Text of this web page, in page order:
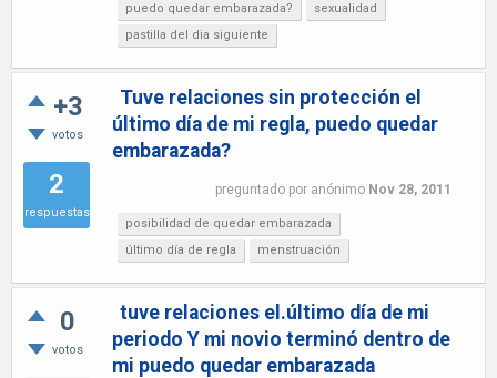
puedo quedar embarazada?
sexualidad
pastilla del dia siguiente
+3
votos
2
respuestas
Tuve relaciones sin protección el
último día de mi regla, puedo quedar
embarazada?
preguntado por anónimo Nov 28, 2011
posibilidad de quedar embarazada
último día de regla
menstruación
0
votos
tuve relaciones el.último día de mi
periodo Y mi novio terminó dentro de
mi puedo quedar embarazada